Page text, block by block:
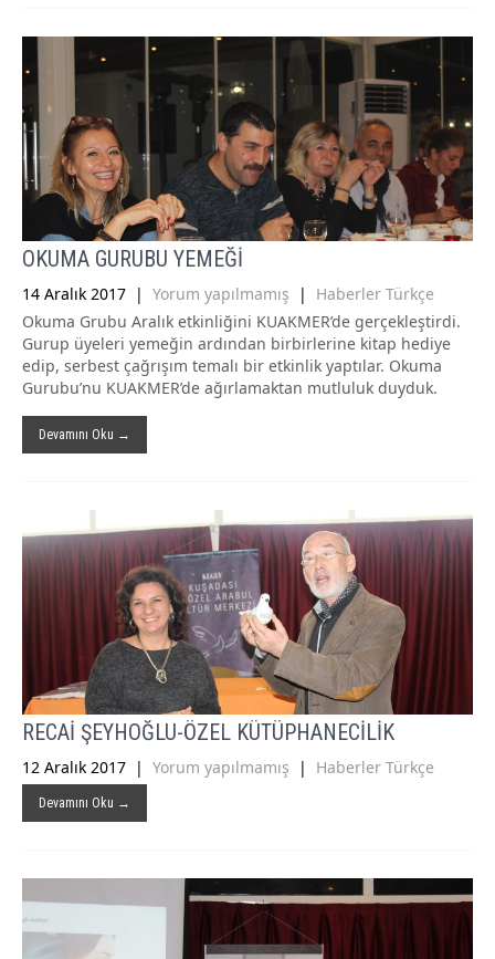
OKUMA GURUBU YEMEĞİ
14 Aralık 2017 | Yorum yapılmamış | Haberler Türkçe
Okuma Grubu Aralık etkinliğini KUAKMER’de gerçekleştirdi.
Gurup üyeleri yemeğin ardından birbirlerine kitap hediye
edip, serbest çağrışım temalı bir etkinlik yaptılar. Okuma
Gurubu’nu KUAKMER’de ağırlamaktan mutluluk duyduk.
Devamını Oku →
RECAİ ŞEYHOĞLU-ÖZEL KÜTÜPHANECİLİK
12 Aralık 2017 | Yorum yapılmamış | Haberler Türkçe
Devamını Oku →